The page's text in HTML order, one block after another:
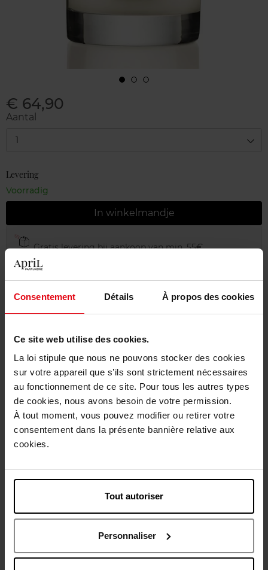
Consentement Détails À propos des cookies
Ce site web utilise des cookies.
La loi stipule que nous ne pouvons stocker des cookies
sur votre appareil que s’ils sont strictement nécessaires
au fonctionnement de ce site. Pour tous les autres types
de cookies, nous avons besoin de votre permission.
À tout moment, vous pouvez modifier ou retirer votre
consentement dans la présente bannière relative aux
cookies.
Tout autoriser
Personnaliser
€ 64,90
Aantal
1
Levering
Voorradig
In winkelmandje
Gratis levering bij aankoop van min. 55€
Gratis retour in je winkelpunt
Beschrijving
Karakteristieken
Review
Nog iets vergeten ?